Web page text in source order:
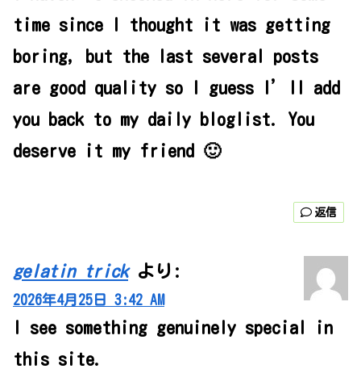
time since I thought it was getting
boring, but the last several posts
are good quality so I guess I’ll add
you back to my daily bloglist. You
deserve it my friend 🙂
返信
gelatin trick より:
2026年4月25日 3:42 AM
I see something genuinely special in
this site.